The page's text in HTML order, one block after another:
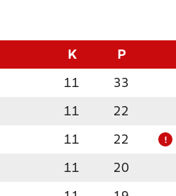
K P
11 33
11 22
11 22 !
11 20